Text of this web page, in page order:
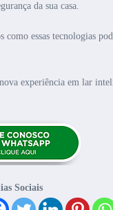
da sua casa.
como essas tecnologias
experiência em lar
Sociais